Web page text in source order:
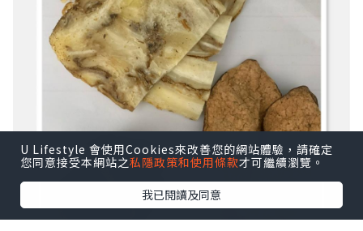
U Lifestyle 會使用Cookies來改善您的網站體驗，請確定
您同意接受本網站之私隱政策和使用條款才可繼續瀏覽。
我已閱讀及同意